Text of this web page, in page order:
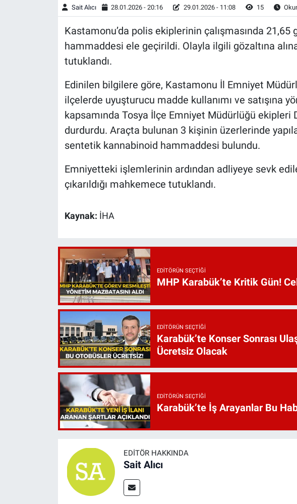
Sait Alıcı 28.01.2026 - 20:16 29.01.2026 - 11:08 15
Kastamonu’da polis ekiplerinin çalışmasında
hammaddesi ele geçirildi. Olayla ilgili gözaltına
tutuklandı.
Edinilen bilgilere göre, Kastamonu İl Emniyet
ilçelerde uyuşturucu madde kullanımı ve satışına
kapsamında Tosya İlçe Emniyet Müdürlüğü ekipleri
durdurdu. Araçta bulunan 3 kişinin üzerlerinde
sentetik kannabinoid hammaddesi bulundu.
Emniyetteki işlemlerinin ardından adliyeye sevk
çıkarıldığı mahkemece tutuklandı.
Kaynak: İHA
EDITÖRÜN SEÇTIĞI
MHP Karabük’te Kritik Gün!
EDITÖRÜN SEÇTIĞI
Karabük’te Konser Sonrası
Ücretsiz Olacak
EDITÖRÜN SEÇTIĞI
Karabük’te İş Arayanlar Bu
EDITÖR HAKKINDA
Sait Alıcı